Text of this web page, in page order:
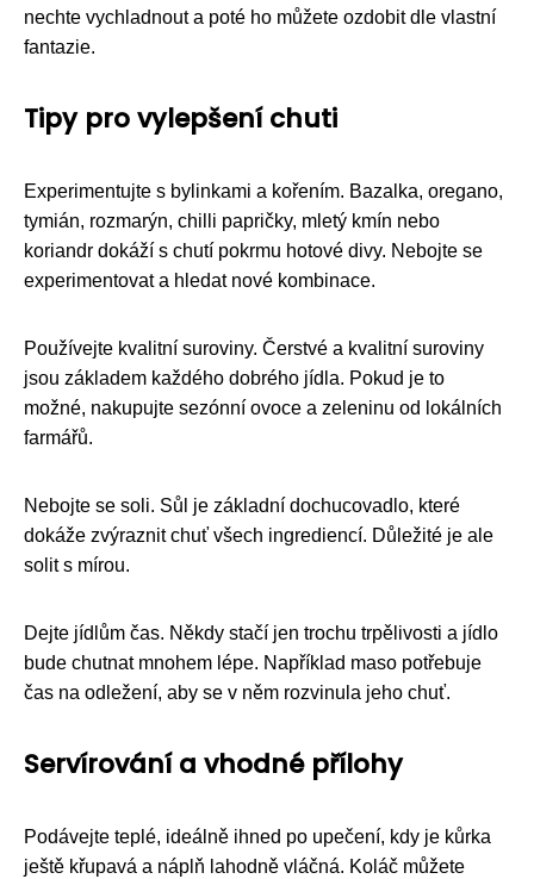
nechte vychladnout a poté ho můžete ozdobit dle vlastní
fantazie.
Tipy pro vylepšení chuti
Experimentujte s bylinkami a kořením. Bazalka, oregano,
tymián, rozmarýn, chilli papričky, mletý kmín nebo
koriandr dokáží s chutí pokrmu hotové divy. Nebojte se
experimentovat a hledat nové kombinace.
Používejte kvalitní suroviny. Čerstvé a kvalitní suroviny
jsou základem každého dobrého jídla. Pokud je to
možné, nakupujte sezónní ovoce a zeleninu od lokálních
farmářů.
Nebojte se soli. Sůl je základní dochucovadlo, které
dokáže zvýraznit chuť všech ingrediencí. Důležité je ale
solit s mírou.
Dejte jídlům čas. Někdy stačí jen trochu trpělivosti a jídlo
bude chutnat mnohem lépe. Například maso potřebuje
čas na odležení, aby se v něm rozvinula jeho chuť.
Servírování a vhodné přílohy
Podávejte teplé, ideálně ihned po upečení, kdy je kůrka
ještě křupavá a náplň lahodně vláčná. Koláč můžete